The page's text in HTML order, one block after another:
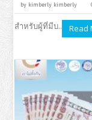
by kimberly kimberly
สำหรับผู้ที่มีบ.. Read